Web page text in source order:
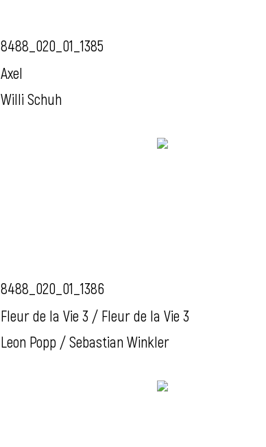
8488_020_01_1385
Axel
Willi Schuh
8488_020_01_1386
Fleur de la Vie 3 / Fleur de la Vie 3
Leon Popp / Sebastian Winkler